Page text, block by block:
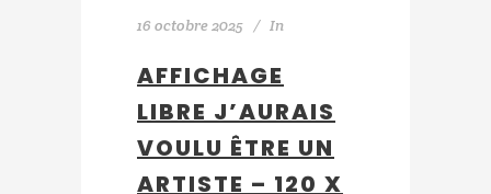
16 octobre 2025 In
AFFICHAGE
LIBRE J’AURAIS
VOULU ÊTRE UN
ARTISTE – 120 X